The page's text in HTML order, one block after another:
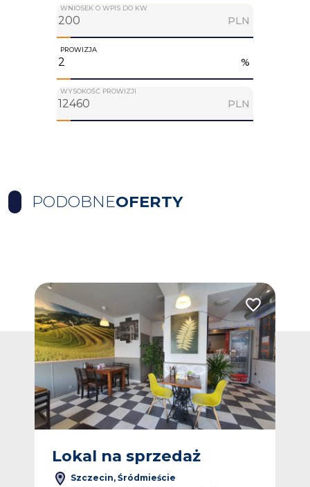
WNIOSEK O WPIS DO KW
PLN
PROWIZJA
%
WYSOKOŚĆ PROWIZJI
PLN
PODOBNEOFERTY
Dodaj do ulubionych Dodaj do
Lokal na sprzedaż
Szczecin, Śródmieście